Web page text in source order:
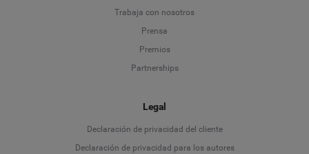
Trabaja con nosotros
Prensa
Premios
Partnerships
Legal
Declaración de privacidad del cliente
Declaración de privacidad para los autores